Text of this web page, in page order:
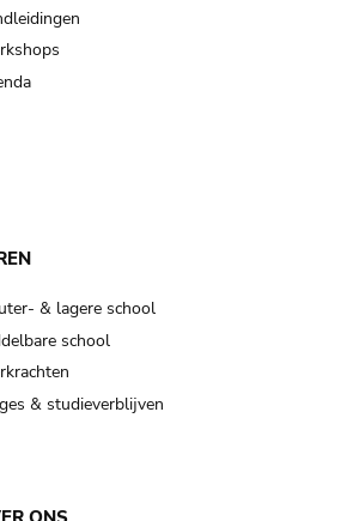
& lagere school
school
& studieverblijven